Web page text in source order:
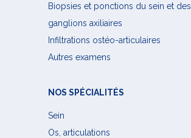
Biopsies et ponctions du sein et des
ganglions axiliaires
Infiltrations ostéo-articulaires
Autres examens
NOS SPÉCIALITÉS
Sein
Os, articulations